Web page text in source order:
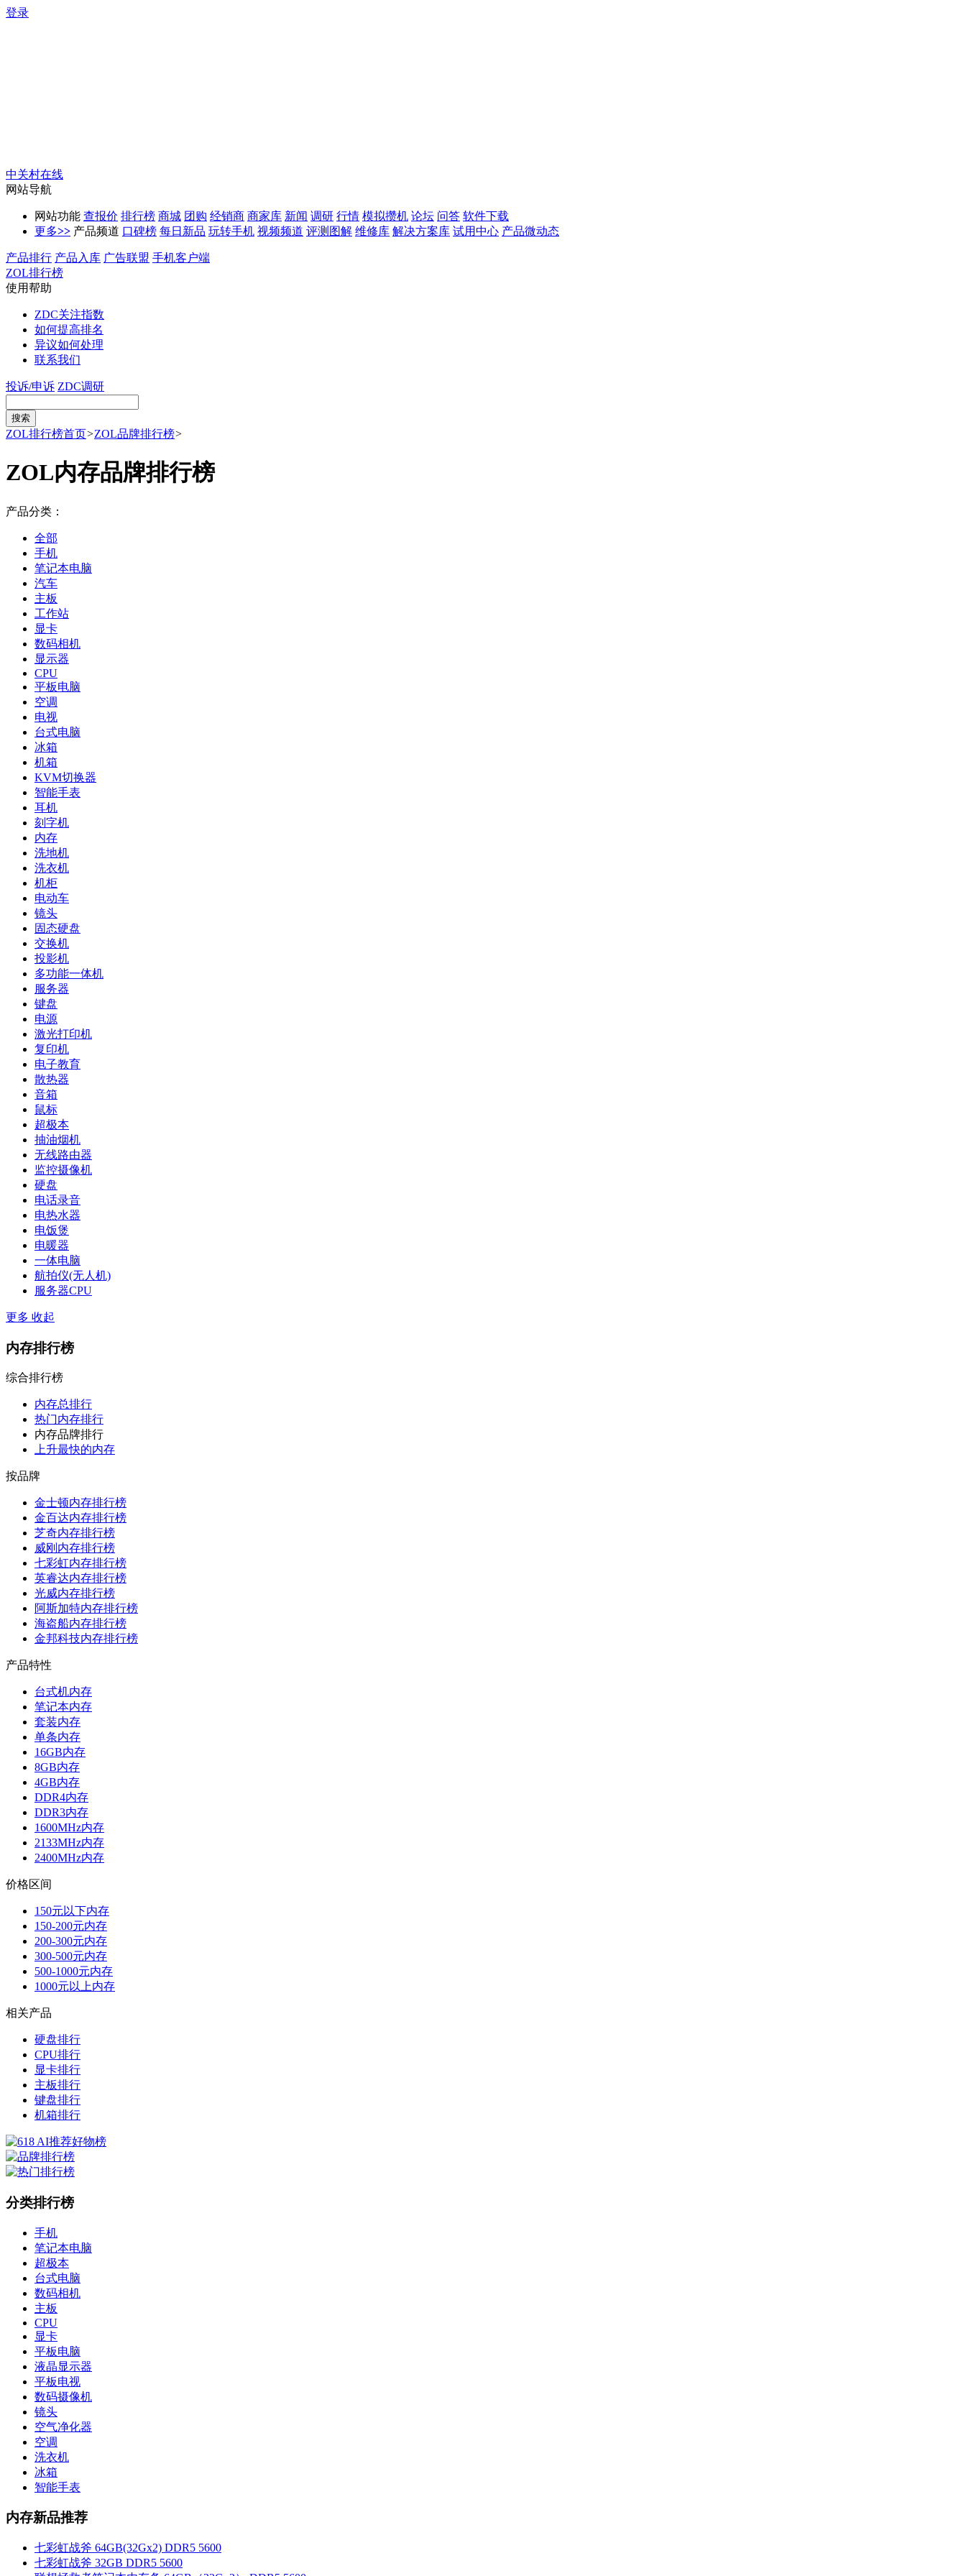
登录
中关村在线
网站导航
网站功能 查报价 排行榜 商城 团购 经销商 商家库 新闻 调研 行情 模拟攒机 论坛 问答 软件下载
更多>> 产品频道 口碑榜 每日新品 玩转手机 视频频道 评测图解 维修库 解决方案库 试用中心 产品微动态
产品排行 产品入库 广告联盟 手机客户端
ZOL排行榜
使用帮助
ZDC关注指数
如何提高排名
异议如何处理
联系我们
投诉/申诉 ZDC调研
ZOL排行榜首页>ZOL品牌排行榜>
ZOL内存品牌排行榜
产品分类：
全部
手机
笔记本电脑
汽车
主板
工作站
显卡
数码相机
显示器
CPU
平板电脑
空调
电视
台式电脑
冰箱
机箱
KVM切换器
智能手表
耳机
刻字机
内存
洗地机
洗衣机
机柜
电动车
镜头
固态硬盘
交换机
投影机
多功能一体机
服务器
键盘
电源
激光打印机
复印机
电子教育
散热器
音箱
鼠标
超极本
抽油烟机
无线路由器
监控摄像机
硬盘
电话录音
电热水器
电饭煲
电暖器
一体电脑
航拍仪(无人机)
服务器CPU
更多 收起
内存排行榜
综合排行榜
内存总排行
热门内存排行
内存品牌排行
上升最快的内存
按品牌
金士顿内存排行榜
金百达内存排行榜
芝奇内存排行榜
威刚内存排行榜
七彩虹内存排行榜
英睿达内存排行榜
光威内存排行榜
阿斯加特内存排行榜
海盗船内存排行榜
金邦科技内存排行榜
产品特性
台式机内存
笔记本内存
套装内存
单条内存
16GB内存
8GB内存
4GB内存
DDR4内存
DDR3内存
1600MHz内存
2133MHz内存
2400MHz内存
价格区间
150元以下内存
150-200元内存
200-300元内存
300-500元内存
500-1000元内存
1000元以上内存
相关产品
硬盘排行
CPU排行
显卡排行
主板排行
键盘排行
机箱排行
分类排行榜
手机
笔记本电脑
超极本
台式电脑
数码相机
主板
CPU
显卡
平板电脑
液晶显示器
平板电视
数码摄像机
镜头
空气净化器
空调
洗衣机
冰箱
智能手表
内存新品推荐
七彩虹战斧 64GB(32Gx2) DDR5 5600
七彩虹战斧 32GB DDR5 5600